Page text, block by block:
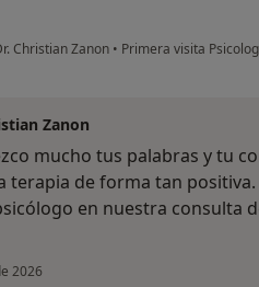
Christian Zanon • Primera visita
Zanon
mucho tus palabras y tu
terapia de forma tan
en nuestra consulta
2026